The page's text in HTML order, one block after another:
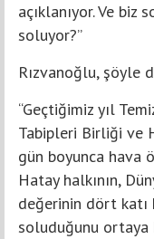
açıklanıyor. Ve
soluyor?”
Rızvanoğlu, şöyle
“Geçtiğimiz yıl
Tabipleri Birliği ve
gün boyunca hava
Hatay halkının,
değerinin dört katı
soluduğunu ortaya